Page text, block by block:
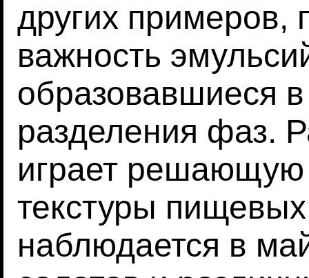
других примеров,
важность
образовавшиеся в
разделения фаз.
играет решающую
текстуры пищевых
наблюдается в